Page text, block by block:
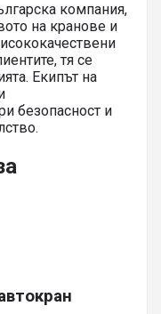
компания,
на кранове и
тя се
Екипът на
безопасност и